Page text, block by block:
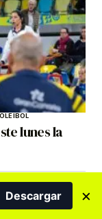
lunes la
Descargar ×